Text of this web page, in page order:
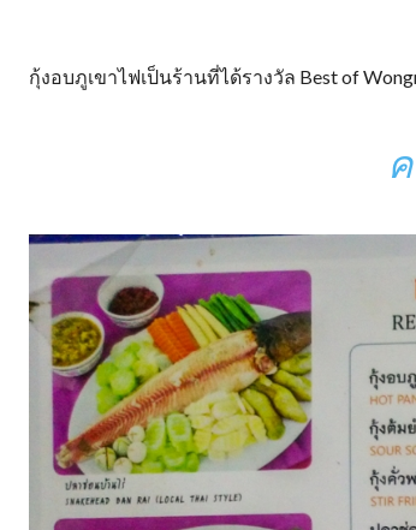
กุ้งอบภูเขาไฟเป็นร้านที่ได้รางวัล Best of